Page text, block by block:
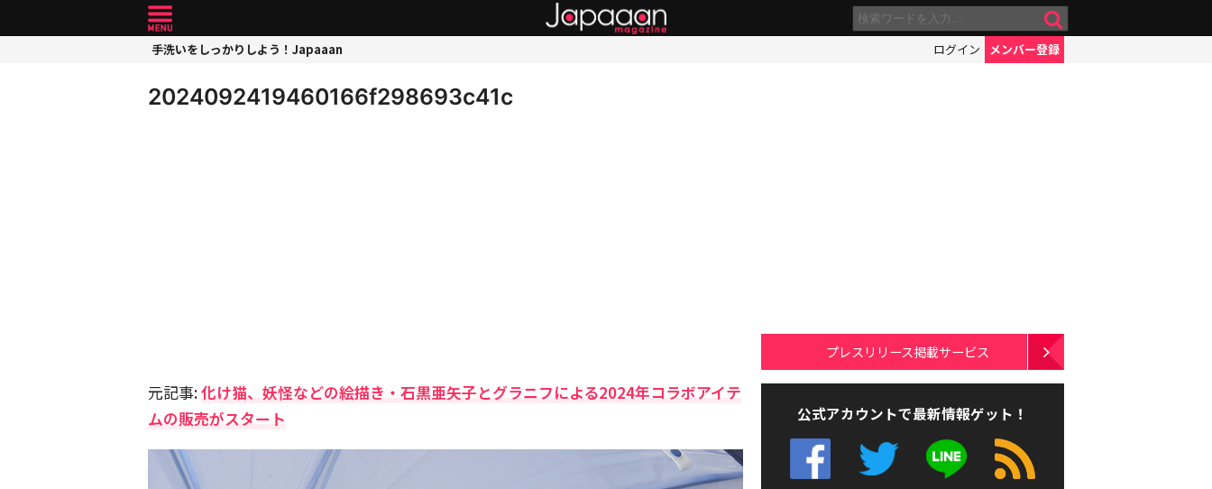
手洗いをしっかりしよう！Japaaan ログイン メンバー登録
2024092419460166f298693c41c
元記事:化け猫、妖怪などの絵描き・石黒亜矢子とグラニフによる2024年コラボアイテ
ムの販売がスタート
プレスリリース掲載サービス
公式アカウントで最新情報ゲット！